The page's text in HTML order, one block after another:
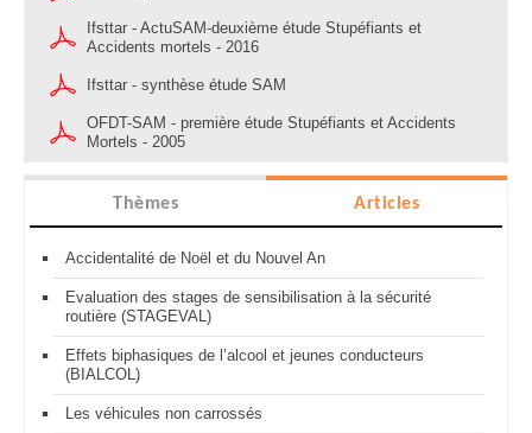
Ifsttar - ActuSAM-deuxième étude Stupéfiants et
Accidents mortels - 2016
Ifsttar - synthèse étude SAM
OFDT-SAM - première étude Stupéfiants et Accidents
Mortels - 2005
Thèmes Articles
Accidentalité de Noël et du Nouvel An
Evaluation des stages de sensibilisation à la sécurité
routière (STAGEVAL)
Effets biphasiques de l’alcool et jeunes conducteurs
(BIALCOL)
Les véhicules non carrossés